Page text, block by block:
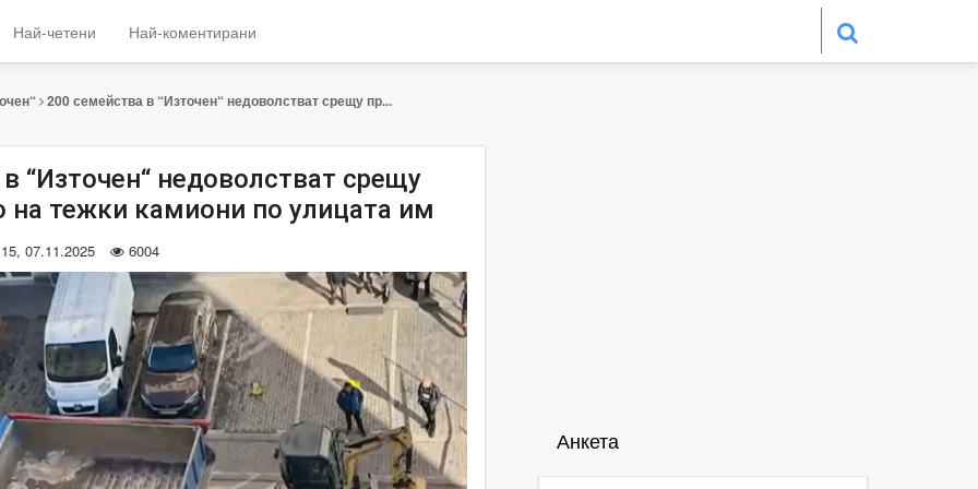
Най-четени Най-коментирани
200 семейства в “Източен“ недоволстват срещу пр...
“Източен“ недоволстват срещу
на тежки камиони по улицата им
07.11.2025 6004
Анкета